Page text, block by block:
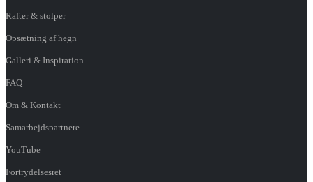
Rafter & stolper
Opsætning af hegn
Galleri & Inspiration
FAQ
Om & Kontakt
Samarbejdspartnere
YouTube
Fortrydelsesret